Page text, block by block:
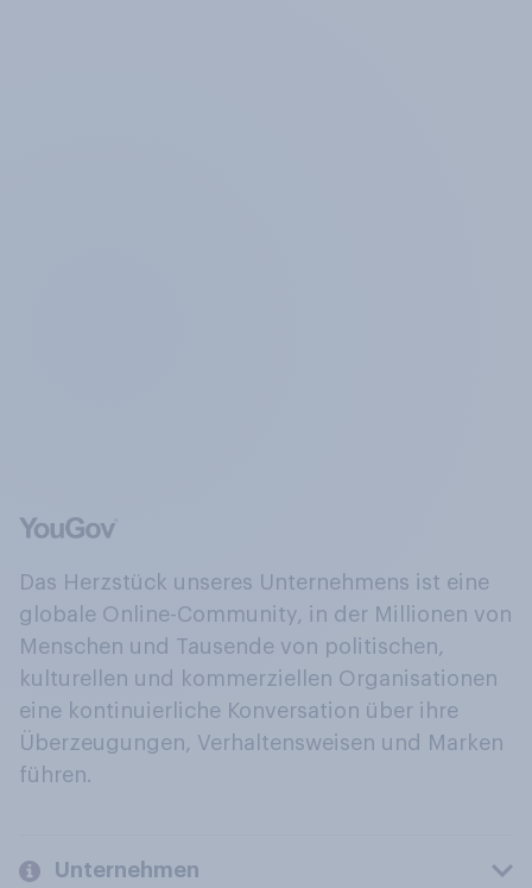
Das Herzstück unseres Unternehmens ist eine
globale Online-Community, in der Millionen von
Menschen und Tausende von politischen,
kulturellen und kommerziellen Organisationen
eine kontinuierliche Konversation über ihre
Überzeugungen, Verhaltensweisen und Marken
führen.
Unternehmen